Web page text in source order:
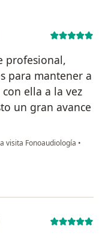
profesional,
para mantener a
ella a la vez
un gran avance
visita Fonoaudiología •